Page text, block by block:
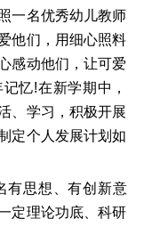
一名优秀幼儿教师
他们，用细心照料
感动他们，让可爱
忆!在新学期中，
、学习，积极开展
定个人发展计划如
思想、有创新意
定理论功底、科研